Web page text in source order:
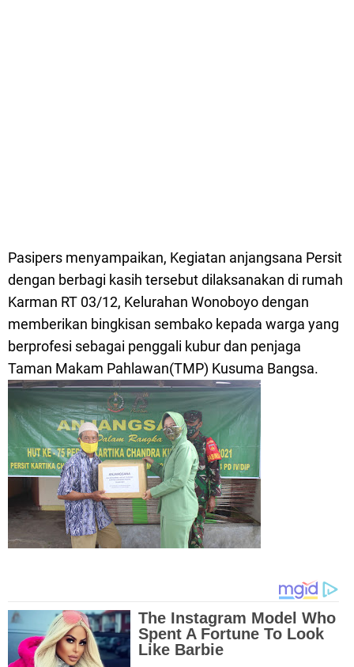
Pasipers menyampaikan, Kegiatan anjangsana Persit
dengan berbagi kasih tersebut dilaksanakan di rumah
Karman RT 03/12, Kelurahan Wonoboyo dengan
memberikan bingkisan sembako kepada warga yang
berprofesi sebagai penggali kubur dan penjaga
Taman Makam Pahlawan(TMP) Kusuma Bangsa.